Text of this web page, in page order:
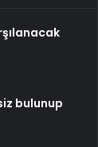
bulunup